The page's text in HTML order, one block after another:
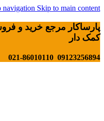
navigation Skip to main content
پارساکار مرجع خرید و
کمک دار
09123256894 021-86010110